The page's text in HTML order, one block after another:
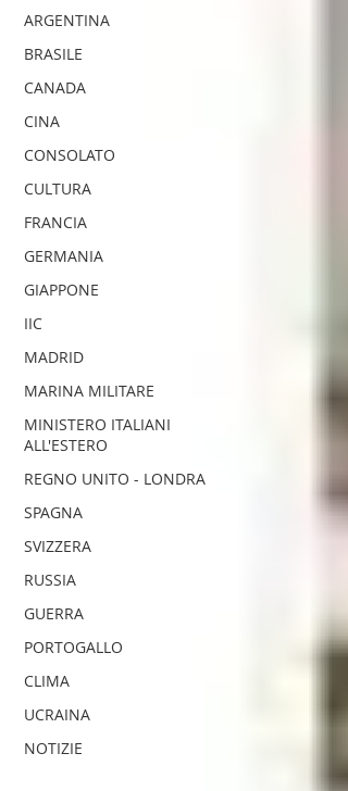
ARGENTINA
BRASILE
CANADA
CINA
CONSOLATO
CULTURA
FRANCIA
GERMANIA
GIAPPONE
IIC
MADRID
MARINA MILITARE
MINISTERO ITALIANI
ALL'ESTERO
REGNO UNITO - LONDRA
SPAGNA
SVIZZERA
RUSSIA
GUERRA
PORTOGALLO
CLIMA
UCRAINA
NOTIZIE